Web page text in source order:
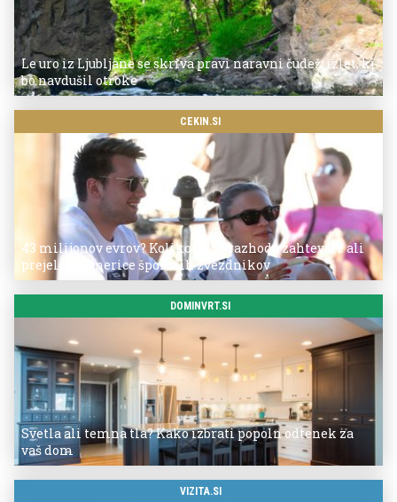
Le uro iz Ljubljane se skriva pravi naravni čudež: izlet, ki
bo navdušil otroke
CEKIN.SI
43 milijonov evrov? Koliko so po razhodu zahtevale ali
prejele partnerice športnih zvezdnikov
DOMINVRT.SI
Svetla ali temna tla? Kako izbrati popoln odtenek za
vaš dom
VIZITA.SI